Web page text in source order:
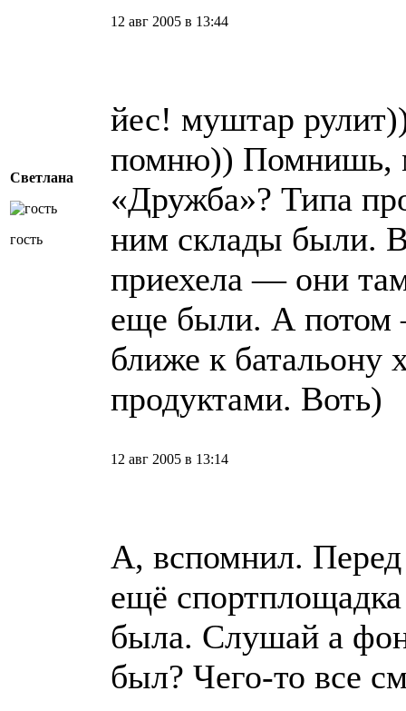
Светлана
гость
12 авг 2005 в 13:44
йес! муштар
помню)) Помнишь,
«Дружба»? Типа
ним склады были.
приехела — они
еще были. А потом
ближе к батальону
продуктами. Воть)
12 авг 2005 в 13:14
А, вспомнил.
ещё
была. Слушай а
был? Чего-то все